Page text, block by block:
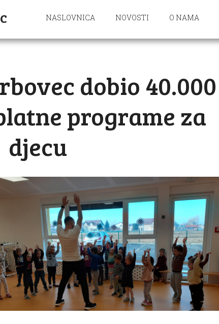
NASLOVNICA NOVOSTI O NAMA
dobio 40.000
programe za
djecu